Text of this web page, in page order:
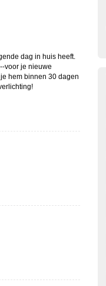
dag in huis heeft.
voor je nieuwe
hem binnen 30 dagen
!